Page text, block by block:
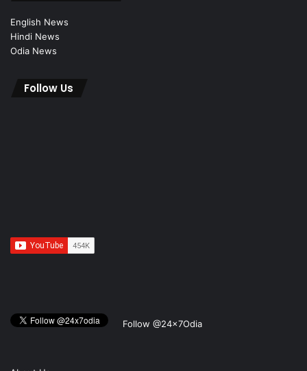
English News
Hindi News
Odia News
Follow Us
Follow @24x7Odia